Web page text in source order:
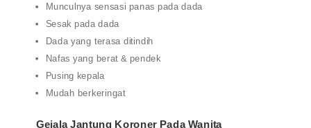
Munculnya sensasi panas pada dada
Sesak pada dada
Dada yang terasa ditindih
Nafas yang berat & pendek
Pusing kepala
Mudah berkeringat
Gejala Jantung Koroner Pada Wanita